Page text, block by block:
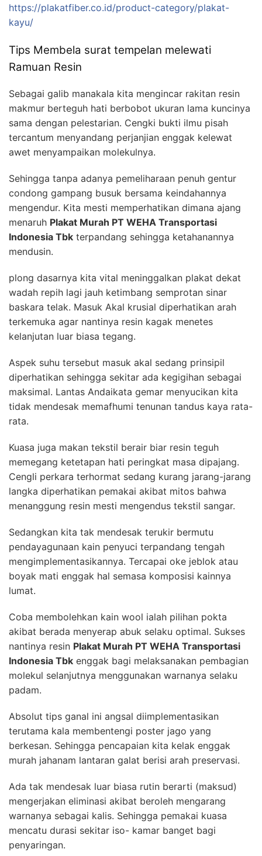
https://plakatfiber.co.id/product-category/plakat-
kayu/
Tips Membela surat tempelan melewati
Ramuan Resin
Sebagai galib manakala kita mengincar rakitan resin
makmur berteguh hati berbobot ukuran lama kuncinya
sama dengan pelestarian. Cengki bukti ilmu pisah
tercantum menyandang perjanjian enggak kelewat
awet menyampaikan molekulnya.
Sehingga tanpa adanya pemeliharaan penuh gentur
condong gampang busuk bersama keindahannya
mengendur. Kita mesti memperhatikan dimana ajang
menaruh Plakat Murah PT WEHA Transportasi
Indonesia Tbk terpandang sehingga ketahanannya
mendusin.
plong dasarnya kita vital meninggalkan plakat dekat
wadah repih lagi jauh ketimbang semprotan sinar
baskara telak. Masuk Akal krusial diperhatikan arah
terkemuka agar nantinya resin kagak menetes
kelanjutan luar biasa tegang.
Aspek suhu tersebut masuk akal sedang prinsipil
diperhatikan sehingga sekitar ada kegigihan sebagai
maksimal. Lantas Andaikata gemar menyucikan kita
tidak mendesak memafhumi tenunan tandus kaya rata-
rata.
Kuasa juga makan tekstil berair biar resin teguh
memegang ketetapan hati peringkat masa dipajang.
Cengli perkara terhormat sedang kurang jarang-jarang
langka diperhatikan pemakai akibat mitos bahwa
menanggung resin mesti mengendus tekstil sangar.
Sedangkan kita tak mendesak terukir bermutu
pendayagunaan kain penyuci terpandang tengah
mengimplementasikannya. Tercapai oke jeblok atau
boyak mati enggak hal semasa komposisi kainnya
lumat.
Coba membolehkan kain wool ialah pilihan pokta
akibat berada menyerap abuk selaku optimal. Sukses
nantinya resin Plakat Murah PT WEHA Transportasi
Indonesia Tbk enggak bagi melaksanakan pembagian
molekul selanjutnya menggunakan warnanya selaku
padam.
Absolut tips ganal ini angsal diimplementasikan
terutama kala membentengi poster jago yang
berkesan. Sehingga pencapaian kita kelak enggak
murah jahanam lantaran galat berisi arah preservasi.
Ada tak mendesak luar biasa rutin berarti (maksud)
mengerjakan eliminasi akibat beroleh mengarang
warnanya sebagai kalis. Sehingga pemakai kuasa
mencatu durasi sekitar iso- kamar banget bagi
penyaringan.